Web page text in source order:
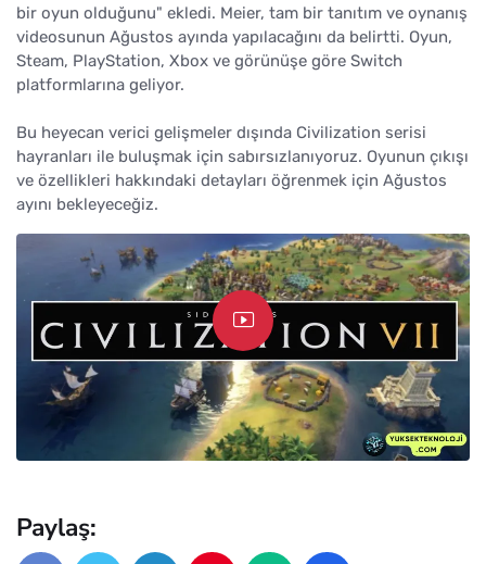
bir oyun olduğunu" ekledi. Meier, tam bir tanıtım ve oynanış
videosunun Ağustos ayında yapılacağını da belirtti. Oyun,
Steam, PlayStation, Xbox ve görünüşe göre Switch
platformlarına geliyor.
Bu heyecan verici gelişmeler dışında Civilization serisi
hayranları ile buluşmak için sabırsızlanıyoruz. Oyunun çıkışı
ve özellikleri hakkındaki detayları öğrenmek için Ağustos
ayını bekleyeceğiz.
Paylaş: